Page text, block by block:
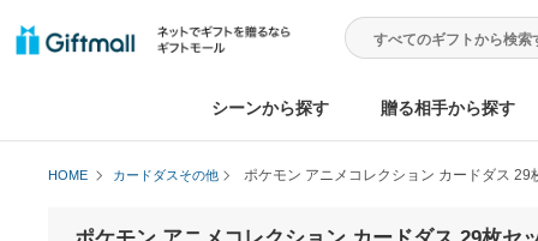
シーンから探す 贈る相手か